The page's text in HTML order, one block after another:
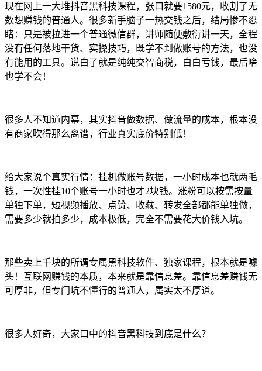
现在网上一大堆抖音黑科技课程，张口就要1580元，收割了无
数想赚钱的普通人。很多新手脑子一热交钱之后，结局惨不忍
睹：只是被拉进一个普通微信群，讲师随便敷衍讲一天，全程
没有任何落地干货、实操技巧，既学不到做账号的方法，也没
有能用的工具。说白了就是纯纯交智商税，白白亏钱，最后啥
也学不会！
很多人不知道内幕，其实抖音做数据、做流量的成本，根本没
有商家吹得那么离谱，行业真实底价特别低！
给大家说个真实行情：挂机做账号数据，一小时成本也就两毛
钱，一次性挂10个账号一小时也才2块钱。涨粉可以按需按量
单独下单，短视频播放、点赞、收藏、转发全部都能单独做，
需要多少就拍多少，成本极低，完全不需要花大价钱入坑。
那些卖上千块的所谓专属黑科技软件、独家课程，根本就是噱
头！互联网赚钱的本质，本来就是靠信息差。靠信息差赚钱无
可厚非，但专门坑不懂行的普通人，属实太不厚道。
很多人好奇，大家口中的抖音黑科技到底是什么？